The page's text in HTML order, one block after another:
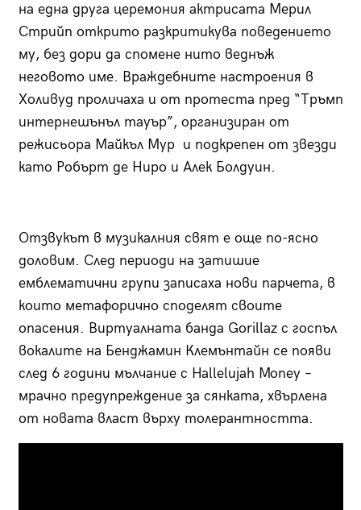
на една друга церемония актрисата Мерил
Стрийп открито разкритикува поведението
му, без дори да спомене нито веднъж
неговото име. Враждебните настроения в
Холивуд проличаха и от протеста пред “Тръмп
интернешънъл тауър”, организиран от
режисьора Майкъл Мур и подкрепен от звезди
като Робърт де Ниро и Алек Болдуин.
Отзвукът в музикалния свят е още по-ясно
доловим. След периоди на затишие
емблематични групи записаха нови парчета, в
които метафорично споделят своите
опасения. Виртуалната банда Gorillaz с госпъл
вокалите на Бенджамин Клемънтайн се появи
след 6 години мълчание с Hallelujah Money –
мрачно предупреждение за сянката, хвърлена
от новата власт върху толерантността.